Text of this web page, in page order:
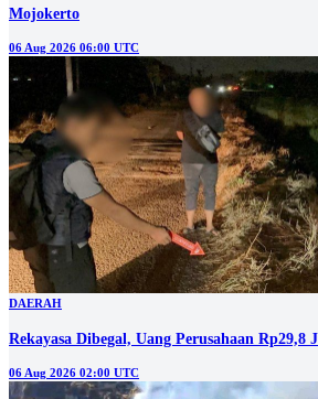
Mojokerto
06 Aug 2026 06:00 UTC
DAERAH
Rekayasa Dibegal, Uang Perusahaan Rp29,8
06 Aug 2026 02:00 UTC